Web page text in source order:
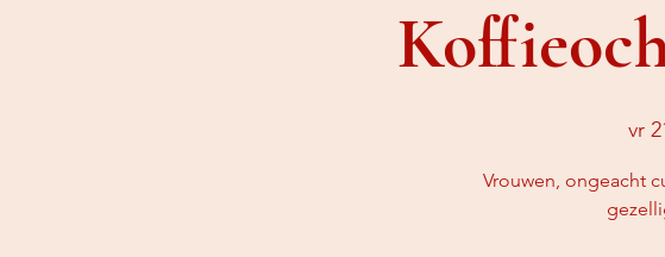
vr
Vrouwen, ongeacht